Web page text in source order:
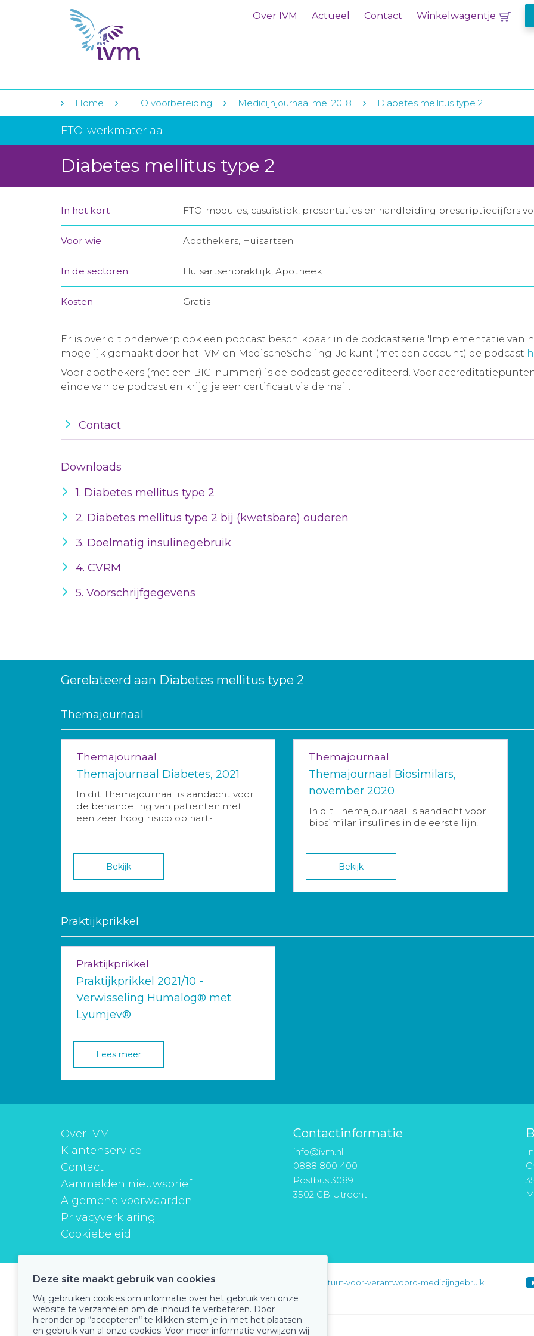
Over IVM Actueel Contact Winkelwagentje
Home FTO voorbereiding Medicijnjournaal mei 2018 Diabetes mellitus type 2
FTO-werkmateriaal
Diabetes mellitus type 2
In het kort FTO-modules, casuïstiek, presentaties en handleiding prescriptiecijfers
Voor wie Apothekers, Huisartsen
In de sectoren Huisartsenpraktijk, Apotheek
Kosten Gratis
Er is over dit onderwerp ook een podcast beschikbaar in de podcastserie 'Implementatie van
mogelijk gemaakt door het IVM en MedischeScholing. Je kunt (met een account) de podcast
Voor apothekers (met een BIG-nummer) is de podcast geaccrediteerd. Voor
einde van de podcast en krijg je een certificaat via de mail.
Contact
Downloads
1. Diabetes mellitus type 2
2. Diabetes mellitus type 2 bij (kwetsbare) ouderen
3. Doelmatig insulinegebruik
4. CVRM
5. Voorschrijfgegevens
Gerelateerd aan Diabetes mellitus type 2
Themajournaal
Themajournaal
Themajournaal Diabetes, 2021
In dit Themajournaal is aandacht voor
de behandeling van patiënten met
een zeer hoog risico op hart-...
Bekijk
Themajournaal
Themajournaal Biosimilars,
november 2020
In dit Themajournaal is aandacht voor
biosimilar insulines in de eerste lijn.
Bekijk
Praktijkprikkel
Praktijkprikkel
Praktijkprikkel 2021/10 -
Verwisseling Humalog® met
Lyumjev®
Lees meer
Over IVM
Klantenservice
Contact
Aanmelden nieuwsbrief
Algemene voorwaarden
Privacyverklaring
Cookiebeleid
Contactinformatie
info@ivm.nl
0888 800 400
Postbus 3089
3502 GB Utrecht
instituutverantwoordmedicijngebruik instituut-voor-verantwoord-medicijngebruik
Deze site maakt gebruik van cookies
Wij gebruiken cookies om informatie over het gebruik van onze
website te verzamelen om de inhoud te verbeteren. Door
hieronder op “accepteren“ te klikken stem je in met het plaatsen
en gebruik van al onze cookies. Voor meer informatie verwijzen wij